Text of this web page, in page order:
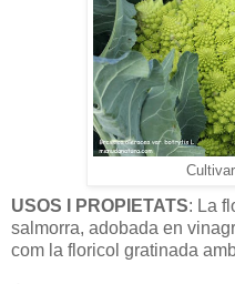
USOS I PROPIETATS: La
salmorra, adobada en
com la floricol gratinada